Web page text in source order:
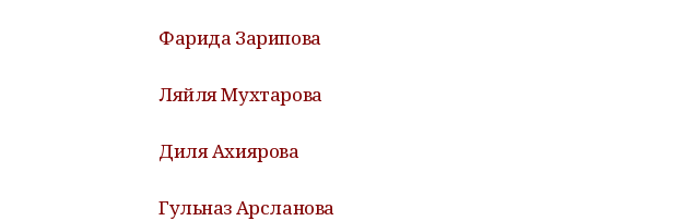
Фарида Зарипова
Ляйля Мухтарова
Диля Ахиярова
Гульназ Арсланова